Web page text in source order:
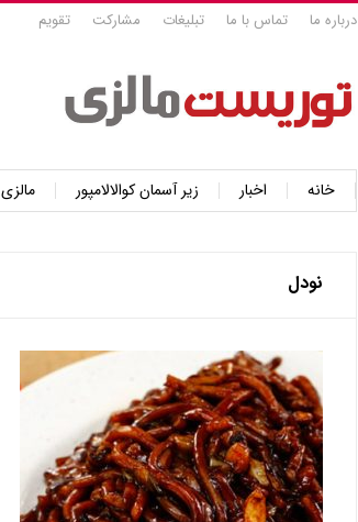
درباره ما تماس با ما تبلیغات مشارکت تقویم
خانه اخبار زیر آسمان کوالالامپور مالزی
نودل‌